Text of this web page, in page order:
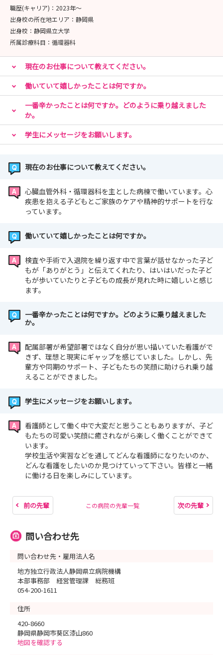
職歴(キャリア)： 2023年〜
出身校の所在地エリア： 静岡県
出身校： 静岡県立大学
所属診療科目： 循環器科
現在のお仕事について教えてください。
働いていて嬉しかったことは何ですか。
一番辛かったことは何ですか。どのように乗り越えました
か。
学生にメッセージをお願いします。
現在のお仕事について教えてください。
心臓血管外科・循環器科を主とした病棟で働いています。心
疾患を抱える子どもとご家族のケアや精神的サポートを行な
っています。
働いていて嬉しかったことは何ですか。
検査や手術で入退院を繰り返す中で言葉が話せなかった子ど
もが「ありがとう」と伝えてくれたり、はいはいだった子ど
もが歩いていたりと子どもの成長が見れた時に嬉しいと感じ
ます。
一番辛かったことは何ですか。どのように乗り越えました
か。
配属部署が希望部署ではなく自分が思い描いていた看護がで
きず、理想と現実にギャップを感じていました。しかし、先
輩方や同期のサポート、子どもたちの笑顔に助けられ乗り越
えることができました。
学生にメッセージをお願いします。
看護師として働く中で大変だと思うこともありますが、子ど
もたちの可愛い笑顔に癒されながら楽しく働くことができて
います。
学校生活や実習などを通してどんな看護師になりたいのか、
どんな看護をしたいのか見つけていって下さい。皆様と一緒
に働ける日を楽しみにしています。
前の先輩 この病院の先輩一覧 次の先輩
問い合わせ先
問い合わせ先・雇用法人名
地方独立行政法人静岡県立病院機構
本部事務部 経営管理課 総務班
054-200-1611
住所
420-8660
静岡県静岡市葵区漆山860
地図を確認する